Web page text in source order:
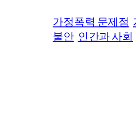
가정폭력 문제점
불안 인간과 사회